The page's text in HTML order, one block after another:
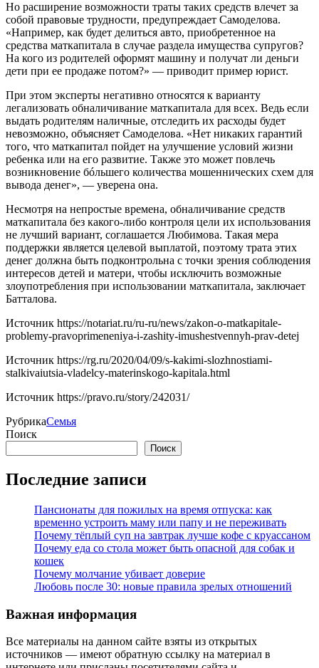
Но расширение возможности траты таких средств влечет за
собой правовые трудности, предупреждает Самоделова.
«Например, как будет делиться авто, приобретенное на
средства маткапитала в случае раздела имущества супругов?
На кого из родителей оформят машину и получат ли деньги
дети при ее продаже потом?» — приводит пример юрист.
При этом эксперты негативно относятся к варианту
легализовать обналичивание маткапитала для всех. Ведь если
выдать родителям наличные, отследить их расходы будет
невозможно, объясняет Самоделова. «Нет никаких гарантий
того, что маткапитал пойдет на улучшение условий жизни
ребенка или на его развитие. Также это может повлечь
возникновение бóльшего количества мошеннических схем для
вывода денег», — уверена она.
Несмотря на непростые времена, обналичивание средств
маткапитала без какого-либо контроля цели их использования
не лучший вариант, соглашается Любимова. Такая мера
поддержки является целевой выплатой, поэтому трата этих
денег должна быть подконтрольна с точки зрения соблюдения
интересов детей и матери, чтобы исключить возможные
злоупотребления при использовании маткапитала, заключает
Батталова.
Источник https://notariat.ru/ru-ru/news/zakon-o-matkapitale-
problemy-pravoprimeneniya-i-zashity-imushestvennyh-prav-detej
Источник https://rg.ru/2020/04/09/s-kakimi-slozhnostiami-
stalkivaiutsia-vladelcy-materinskogo-kapitala.html
Источник https://pravo.ru/story/242031/
РубрикаСемья
Поиск
Поиск
Последние записи
Пансионаты для пожилых на время отпуска: как
временно устроить маму или папу и не переживать
Почему тёплый суп на завтрак лучше кофе с круассаном
Почему еда со стола может быть опасной для собак и
кошек
Почему молчание убивает доверие
Любовь после 30: новые правила зрелых отношений
Важная информация
Все материалы на данном сайте взяты из открытых
источников — имеют обратную ссылку на материал в